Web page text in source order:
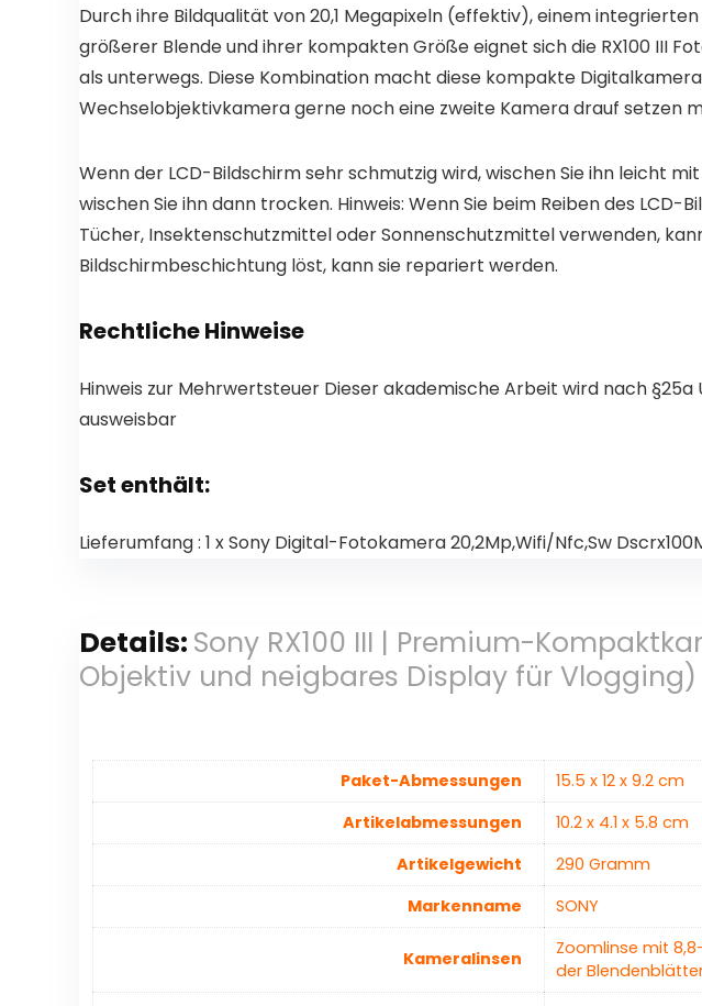
Durch ihre Bildqualität von 20,1 Megapixeln (effektiv), einem
größerer Blende und ihrer kompakten Größe eignet sich die RX100 III
als unterwegs. Diese Kombination macht diese kompakte
Wechselobjektivkamera gerne noch eine zweite Kamera drauf setzen
Wenn der LCD-Bildschirm sehr schmutzig wird, wischen Sie ihn leicht
wischen Sie ihn dann trocken. Hinweis: Wenn Sie beim Reiben des
Tücher, Insektenschutzmittel oder Sonnenschutzmittel verwenden,
Bildschirmbeschichtung löst, kann sie repariert werden.
Rechtliche Hinweise
Hinweis zur Mehrwertsteuer Dieser akademische Arbeit wird nach
ausweisbar
Set enthält:
Lieferumfang : 1 x Sony Digital-Fotokamera 20,2Mp,Wifi/Nfc,Sw
Details: Sony RX100 III | Premium-
Objektiv und neigbares Display für Vlogging)
Paket-Abmessungen
‎15.5 x 12 x 9.2 cm
Artikelabmessungen
‎10.2 x 4.1 x 5.8 cm
Artikelgewicht
‎290 Gramm
Markenname
‎SONY
Kameralinsen
‎Zoomlinse mit
der